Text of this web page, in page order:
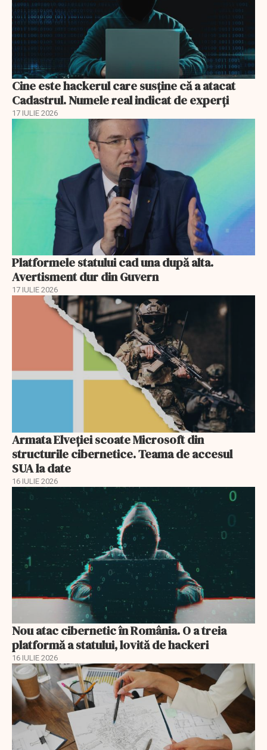
Cine este hackerul care susține că a atacat
Cadastrul. Numele real indicat de experți
17 IULIE 2026
Platformele statului cad una după alta.
Avertisment dur din Guvern
17 IULIE 2026
Armata Elveției scoate Microsoft din
structurile cibernetice. Teama de accesul
SUA la date
16 IULIE 2026
Nou atac cibernetic în România. O a treia
platformă a statului, lovită de hackeri
16 IULIE 2026